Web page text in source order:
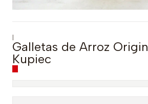
|
Galletas de Arroz
Kupiec